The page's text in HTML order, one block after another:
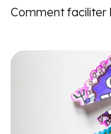
Comment faciliter